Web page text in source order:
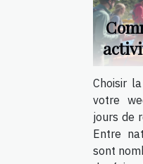
Choisir
votre
jours de
Entre
sont